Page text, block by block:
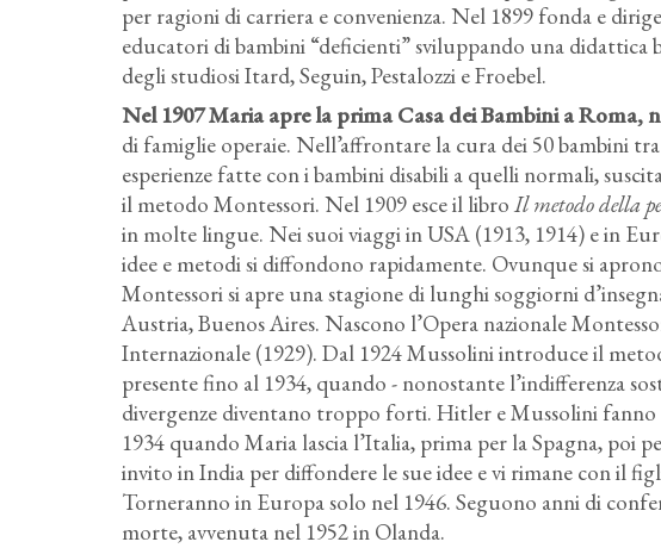
per ragioni di carriera e convenienza. Nel 1899 fonda e
educatori di bambini “deficienti” sviluppando una didattica
degli studiosi Itard, Seguin, Pestalozzi e Froebel.
Nel 1907 Maria apre la prima Casa dei Bambini a Roma,
di famiglie operaie. Nell’affrontare la cura dei 50 bambini
esperienze fatte con i bambini disabili a quelli normali,
il metodo Montessori. Nel 1909 esce il libro Il metodo della
in molte lingue. Nei suoi viaggi in USA (1913, 1914) e in
idee e metodi si diffondono rapidamente. Ovunque si
Montessori si apre una stagione di lunghi soggiorni
Austria, Buenos Aires. Nascono l’Opera nazionale
Internazionale (1929). Dal 1924 Mussolini introduce il
presente fino al 1934, quando - nonostante l’indifferenza
divergenze diventano troppo forti. Hitler e Mussolini fanno
1934 quando Maria lascia l’Italia, prima per la Spagna, poi
invito in India per diffondere le sue idee e vi rimane con il
Torneranno in Europa solo nel 1946. Seguono anni di
morte, avvenuta nel 1952 in Olanda.